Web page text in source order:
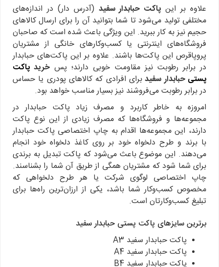
علاوه بر این پاکت حبابدار سفید (آدرس‌ دار) در اندازه‌های
مختلفی تولید می‌شود تا شما بتوانید آن را برای ارسال کالاهای
حجیم نیز به کار ببرید. این ویژگی باعث شده است که صاحبان
فروشگاه‌های اینترنتی یا کسب‌وکارهای خانگی از مشتریان
پروپاقرص این پاکت‌ها باشند. علاوه بر این پاکت‌های حبابدار
در برابر رطوبت نیز مقاومت خوبی دارند؛ پس خرید پاکت
پستی حبابدار سفیدبرای افرادی که کالاهای پودری یا حساس
در برابر رطوبت می‌فروشند نیز بسیار مناسب خواهد بود.
امروزه به خاطر کاربرد و مصرف زیاد پاکت حبابدار در
مجموعه‌ها و فروشگاه‌ها که مصرف زیادی از این نوع پاکت
دارند، این مجموعه‌ها اقدام به چاپ اختصاصی پاکت حبابدار
با برند و طرح دلخواه خود بر روی کاغذ دلخواه خود انجام
می‌دهند. این موضوع باعث می‌شود که پاکت تبدیل به برندی
برای شما شود که مشتریان همگی از طریق آن شما را بشناسند.
چاپ اختصاصی لوگوی شرکت یا هر طرح دلخواهی که
مخصوص کسب‌وکار شما باشد، یکی از ارزان‌ترین راه‌ها برای
تبلیغ کسب‌وکارتان است.
برترین سایزهای پاکت پستی حبابدار سفید
پاکت حبابدار سفید A3
پاکت حبابدار سفید A4
پاکت حبابدار سفید B4